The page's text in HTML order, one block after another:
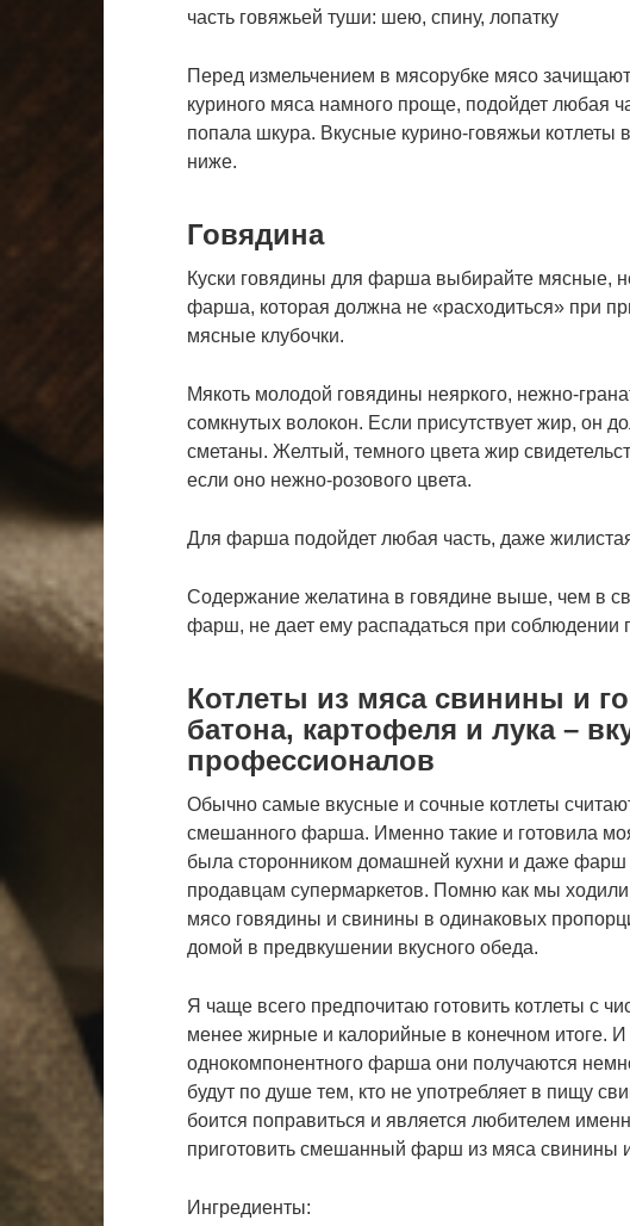
часть говяжьей туши: шею, спину, лопатку
Перед измельчением в мясорубке мясо
куриного мяса намного проще, подойдет любая
попала шкура. Вкусные курино-говяжьи котлеты
ниже.
Говядина
Куски говядины для фарша выбирайте мясные,
фарша, которая должна не «расходиться» при
мясные клубочки.
Мякоть молодой говядины неяркого, нежно-
сомкнутых волокон. Если присутствует жир, он
сметаны. Желтый, темного цвета жир
если оно нежно-розового цвета.
Для фарша подойдет любая часть, даже
Содержание желатина в говядине выше, чем в
фарш, не дает ему распадаться при соблюдении
Котлеты из мяса свинины и
батона, картофеля и лука –
профессионалов
Обычно самые вкусные и сочные котлеты
смешанного фарша. Именно такие и готовила
была сторонником домашней кухни и даже фарш
продавцам супермаркетов. Помню как мы
мясо говядины и свинины в одинаковых
домой в предвкушении вкусного обеда.
Я чаще всего предпочитаю готовить котлеты с
менее жирные и калорийные в конечном итоге. И
однокомпонентного фарша они получаются
будут по душе тем, кто не употребляет в пищу
боится поправиться и является любителем
приготовить смешанный фарш из мяса свинины
Ингредиенты: